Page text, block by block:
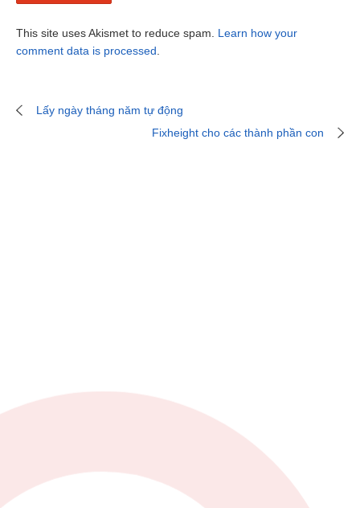
This site uses Akismet to reduce spam. Learn how your
comment data is processed
Lấy ngày tháng năm tự động
Fixheight cho các thành phần con